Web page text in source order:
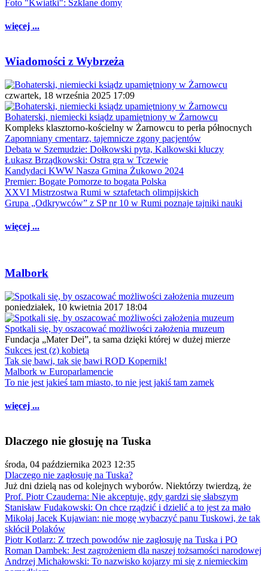
Foto "Kwiatki": Szklane domy
więcej ...
Wiadomości z Wybrzeża
czwartek, 18 września 2025 17:09
Bohaterski, niemiecki ksiądz upamiętniony w Żarnowcu
Kompleks klasztorno-kościelny w Żarnowcu to perła północnych
Zapomniany cmentarz, tajemnicze zgony pacjentów
Debata w Szemudzie: Dołkowski pyta, Kalkowski kluczy
Łukasz Brządkowski: Ostra gra w Tczewie
Kandydaci KWW Nasza Gmina Żukowo 2024
Premier: Bogate Pomorze to bogata Polska
XXVI Mistrzostwa Rumi w sztafetach olimpijskich
Grupa „Odkrywców” z SP nr 10 w Rumi poznaje tajniki nauki
więcej ...
Malbork
poniedziałek, 10 kwietnia 2017 18:04
Spotkali się, by oszacować możliwości założenia muzeum
Fundacja „Mater Dei”, ta sama dzięki której w dużej mierze
Sukces jest (z) kobietą
Tak się bawi, tak się bawi ROD Kopernik!
Malbork w Europarlamencie
To nie jest jakieś tam miasto, to nie jest jakiś tam zamek
więcej ...
Dlaczego nie głosuję na Tuska
środa, 04 października 2023 12:35
Dlaczego nie zagłosuję na Tuska?
Już dni dzielą nas od kolejnych wyborów. Niektórzy twierdzą, że
Prof. Piotr Czauderna: Nie akceptuję, gdy gardzi się słabszym
Stanisław Fudakowski: On chce rządzić i dzielić a to jest za mało
Mikołaj Jacek Kujawian: nie mogę wybaczyć panu Tuskowi, że tak
skłócił Polaków
Piotr Kotlarz: Z trzech powodów nie zagłosuję na Tuska i PO
Roman Dambek: Jest zagrożeniem dla naszej tożsamości narodowej
Andrzej Michałowski: To nazwisko kojarzy mi się z niemieckim